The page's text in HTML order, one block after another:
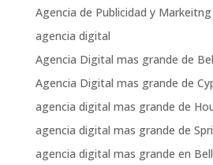
Agencia de Publicidad y
agencia digital
Agencia Digital mas grande de
Agencia Digital mas grande de
agencia digital mas grande de
agencia digital mas grande de
agencia digital mas grande en